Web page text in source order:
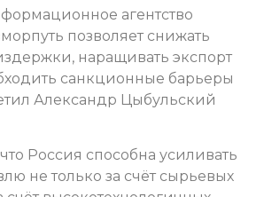
агентство
позволяет снижать
наращивать экспорт
санкционные барьеры
Александр Цыбульский
Россия способна усиливать
не только за счёт сырьевых